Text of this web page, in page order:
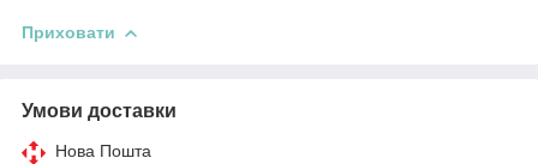
Приховати
Умови доставки
Нова Пошта